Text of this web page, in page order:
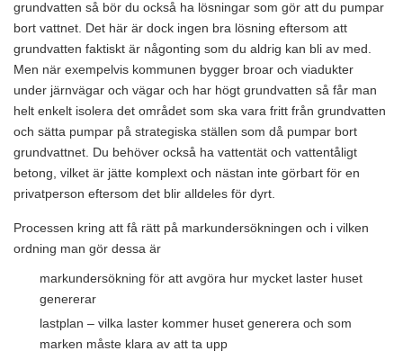
grundvatten så bör du också ha lösningar som gör att du pumpar
bort vattnet. Det här är dock ingen bra lösning eftersom att
grundvatten faktiskt är någonting som du aldrig kan bli av med.
Men när exempelvis kommunen bygger broar och viadukter
under järnvägar och vägar och har högt grundvatten så får man
helt enkelt isolera det området som ska vara fritt från grundvatten
och sätta pumpar på strategiska ställen som då pumpar bort
grundvattnet. Du behöver också ha vattentät och vattentåligt
betong, vilket är jätte komplext och nästan inte görbart för en
privatperson eftersom det blir alldeles för dyrt.
Processen kring att få rätt på markundersökningen och i vilken
ordning man gör dessa är
markundersökning för att avgöra hur mycket laster huset
genererar
lastplan – vilka laster kommer huset generera och som
marken måste klara av att ta upp